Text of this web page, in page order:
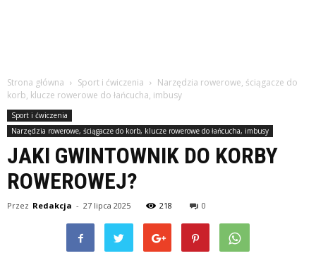
Strona główna Sport i ćwiczenia
Narzędzia rowerowe, ściągacze do
korb, klucze rowerowe do łańcucha, imbusy
Sport i ćwiczenia
Narzędzia rowerowe, ściągacze do korb, klucze rowerowe do łańcucha, imbusy
JAKI GWINTOWNIK DO KORBY
ROWEROWEJ?
Przez Redakcja - 27 lipca 2025 218 0